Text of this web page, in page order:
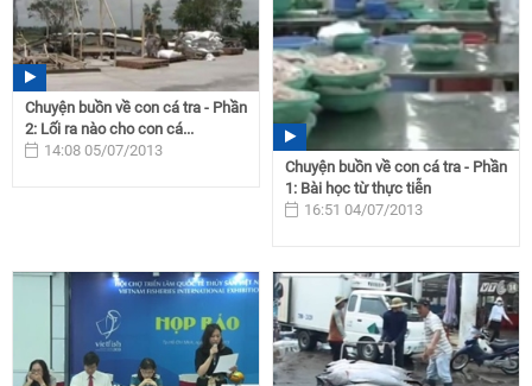
Chuyện buồn về con cá tra - Phần
2: Lối ra nào cho con cá...
14:08 05/07/2013
Chuyện buồn về con cá tra - Phần
1: Bài học từ thực tiễn
16:51 04/07/2013